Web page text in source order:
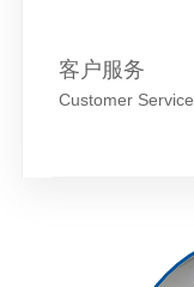
客户服务
Customer Service